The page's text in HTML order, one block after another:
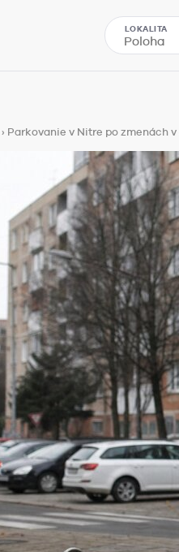
LOKALITA
› Parkovanie v Nitre po zmenách